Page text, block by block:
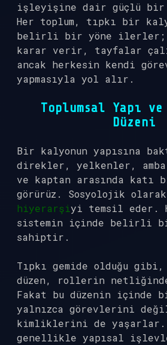
işleyişine dair güçlü bir
Her toplum, tıpkı bir
belirli bir yöne ilerler;
karar verir, tayfalar
ancak herkesin kendi
yapmasıyla yol alır.
Toplumsal Yapı
Düzeni
Bir kalyonun yapısına
direkler, yelkenler,
ve kaptan arasında katı
görürüz. Sosyolojik
hiyerarşiyi temsil eder.
sistemin içinde belirli
sahiptir.
Tıpkı gemide olduğu gibi,
düzen, rollerin
Fakat bu düzenin içinde
yalnızca görevlerini
kimliklerini de yaşarlar.
genellikle yapısal